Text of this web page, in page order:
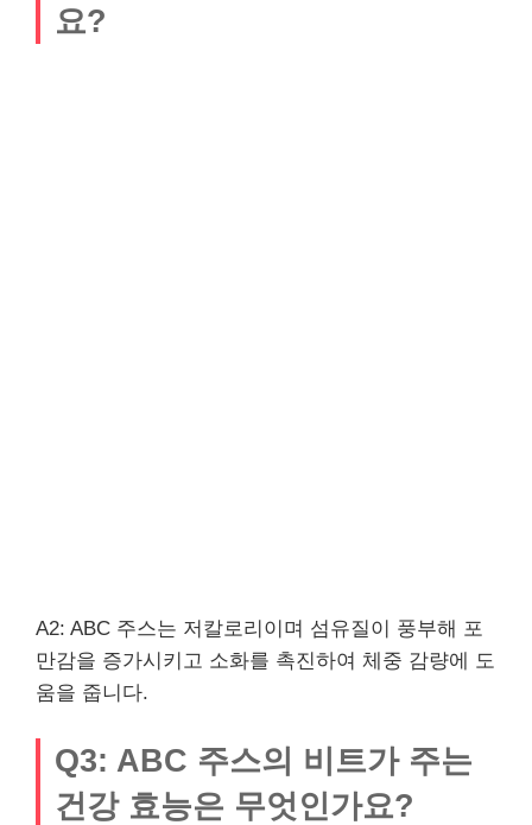
요?
A2: ABC 주스는 저칼로리이며 섬유질이 풍부해 포
만감을 증가시키고 소화를 촉진하여 체중 감량에 도
움을 줍니다.
Q3: ABC 주스의 비트가 주는
건강 효능은 무엇인가요?